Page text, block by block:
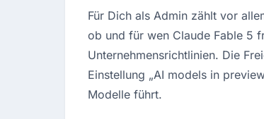
Für Dich als Admin zählt vor
ob und für wen Claude Fable 5
Unternehmensrichtlinien. Die
Einstellung „AI models in
Modelle führt.